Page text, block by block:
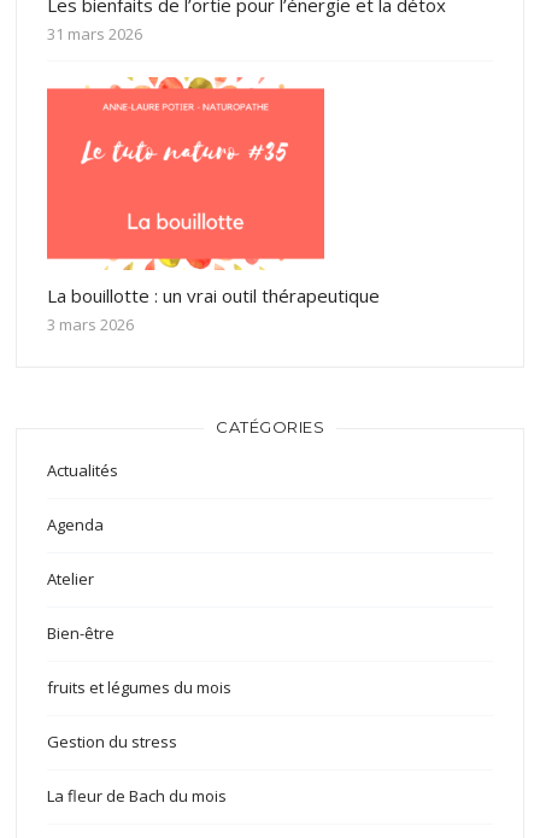
31 mars 2026
La bouillotte : un vrai outil thérapeutique
3 mars 2026
CATÉGORIES
Actualités
Agenda
Atelier
Bien-être
fruits et légumes du mois
Gestion du stress
La fleur de Bach du mois